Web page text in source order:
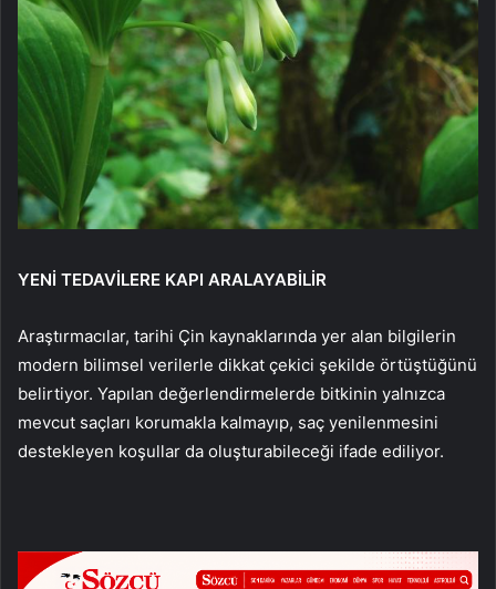
YENİ TEDAVİLERE KAPI ARALAYABİLİR
Araştırmacılar, tarihi Çin kaynaklarında yer alan bilgilerin
modern bilimsel verilerle dikkat çekici şekilde örtüştüğünü
belirtiyor. Yapılan değerlendirmelerde bitkinin yalnızca
mevcut saçları korumakla kalmayıp, saç yenilenmesini
destekleyen koşullar da oluşturabileceği ifade ediliyor.